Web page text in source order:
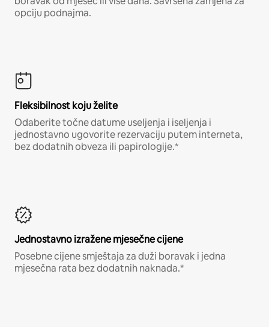
opciju podnajma.
Fleksibilnost koju želite
Odaberite točne datume useljenja i iseljenja i
jednostavno ugovorite rezervaciju putem interneta,
bez dodatnih obveza ili papirologije.*
Jednostavno izražene mjesečne cijene
Posebne cijene smještaja za duži boravak i jedna
mjesečna rata bez dodatnih naknada.*